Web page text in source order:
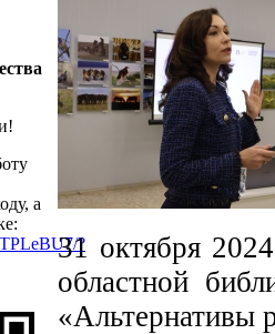
а
?
31 октября
областной
«Альтернативы